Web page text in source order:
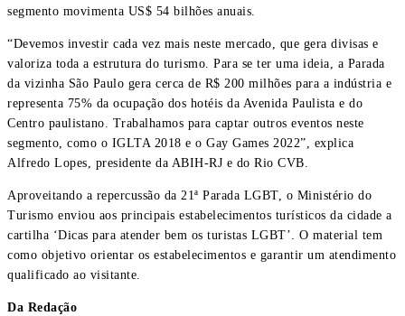
segmento movimenta US$ 54 bilhões anuais.
“Devemos investir cada vez mais neste mercado, que gera divisas e
valoriza toda a estrutura do turismo. Para se ter uma ideia, a Parada
da vizinha São Paulo gera cerca de R$ 200 milhões para a indústria e
representa 75% da ocupação dos hotéis da Avenida Paulista e do
Centro paulistano. Trabalhamos para captar outros eventos neste
segmento, como o IGLTA 2018 e o Gay Games 2022”, explica
Alfredo Lopes, presidente da ABIH-RJ e do Rio CVB.
Aproveitando a repercussão da 21ª Parada LGBT, o Ministério do
Turismo enviou aos principais estabelecimentos turísticos da cidade a
cartilha ‘Dicas para atender bem os turistas LGBT’. O material tem
como objetivo orientar os estabelecimentos e garantir um atendimento
qualificado ao visitante.
Da Redação